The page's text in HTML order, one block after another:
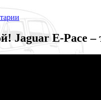
Jaguar E-Pace –